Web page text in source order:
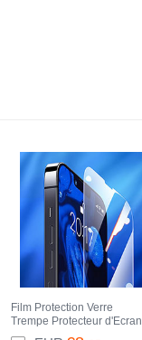
Film Protection Verre
Trempe Protecteur d'Ecran
pour Apple iPhone 13 Pro